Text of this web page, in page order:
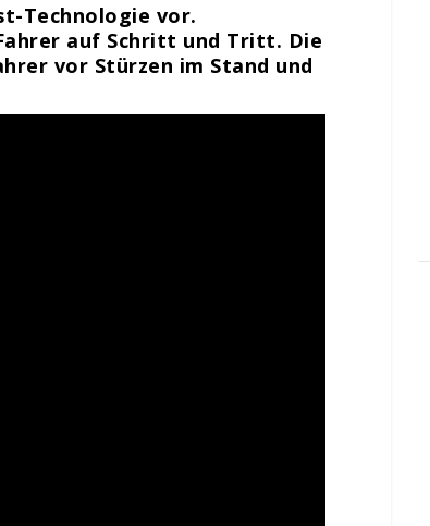
Technologie vor.
auf Schritt und Tritt. Die
vor Stürzen im Stand und